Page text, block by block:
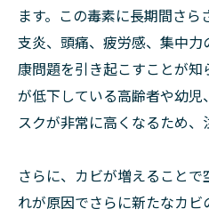
ます。この毒素に長期間さ
支炎、頭痛、疲労感、集中
康問題を引き起こすことが
が低下している高齢者や幼児
スクが非常に高くなるため、
さらに、カビが増えること
れが原因でさらに新たなカ